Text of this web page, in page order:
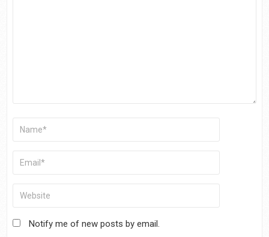
Notify me of new posts by email.